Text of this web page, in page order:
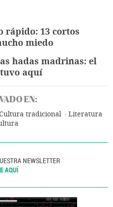
rápido: 13 cortos
miedo
hadas madrinas: el
aquí
EN:
tradicional
Literatura
NEWSLETTER
AQUÍ